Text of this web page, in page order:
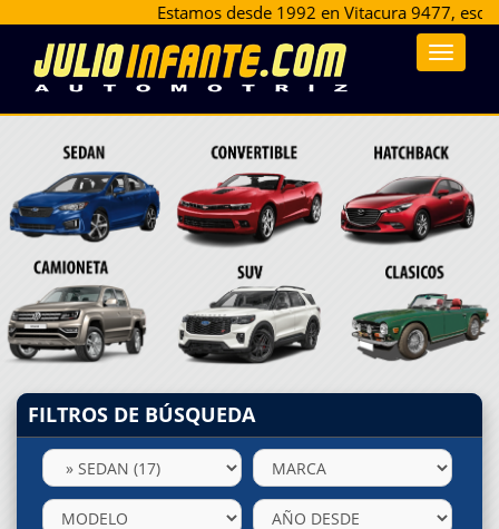
Estamos desde 1992 en Vitacura 9477, esquina La
Toggle
FILTROS DE BÚSQUEDA